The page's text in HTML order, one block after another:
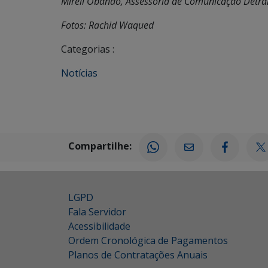
Fotos: Rachid Waqued
Categorias :
Notícias
Compartilhe:
LGPD
Fala Servidor
Acessibilidade
Ordem Cronológica de Pagamentos
Planos de Contratações Anuais